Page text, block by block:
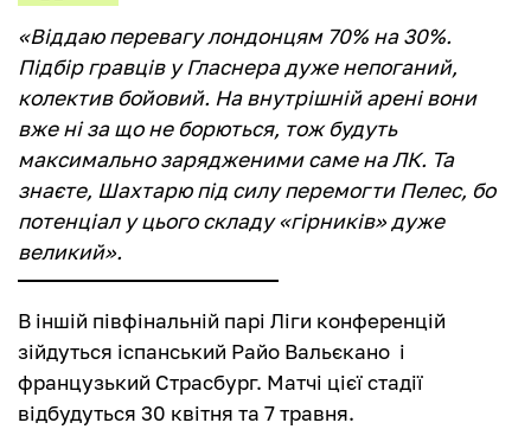
«Віддаю перевагу лондонцям 70% на 30%.
Підбір гравців у Гласнера дуже непоганий,
колектив бойовий. На внутрішній арені вони
вже ні за що не борються, тож будуть
максимально зарядженими саме на ЛК. Та
знаєте, Шахтарю під силу перемогти Пелес, бо
потенціал у цього складу «гірників» дуже
великий».
В іншій півфінальній парі Ліги конференцій
зійдуться іспанський Райо Вальєкано і
французький Страсбург. Матчі цієї стадії
відбудуться 30 квітня та 7 травня.